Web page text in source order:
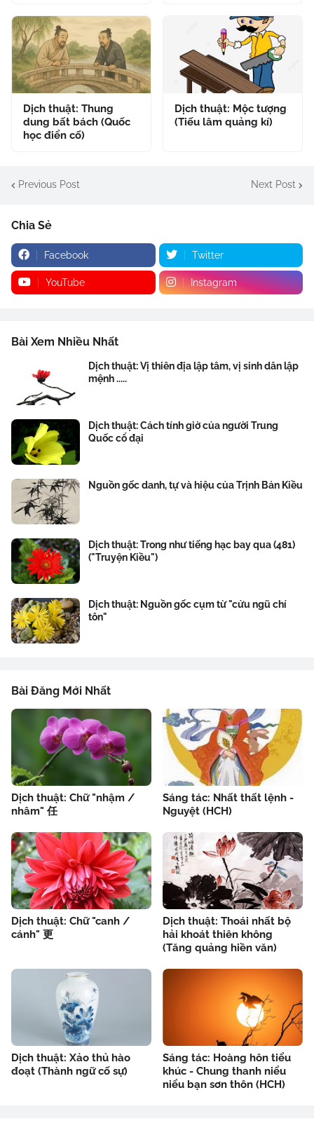
Dịch thuật: Thung
dung bất bách (Quốc
học điển cố)
Dịch thuật: Mộc tượng
(Tiếu lâm quảng kí)
Previous Post Next Post
Chia Sẻ
Facebook Twitter
YouTube Instagram
Bài Xem Nhiều Nhất
Dịch thuật: Vị thiên địa lập tâm, vị sinh dân lập
mệnh .....
Dịch thuật: Cách tính giờ của người Trung
Quốc cổ đại
Nguồn gốc danh, tự và hiệu của Trịnh Bản Kiều
Dịch thuật: Trong như tiếng hạc bay qua (481)
("Truyện Kiều")
Dịch thuật: Nguồn gốc cụm từ "cửu ngũ chí
tôn"
Bài Đăng Mới Nhất
Dịch thuật: Chữ "nhậm /
nhâm" 任
Sáng tác: Nhất thất lệnh -
Nguyệt (HCH)
Dịch thuật: Chữ "canh /
cánh" 更
Dịch thuật: Thoái nhất bộ
hải khoát thiên không
(Tăng quảng hiền văn)
Dịch thuật: Xảo thủ hào
đoạt (Thành ngữ cố sự)
Sáng tác: Hoàng hôn tiểu
khúc - Chung thanh niểu
niểu bạn sơn thôn (HCH)